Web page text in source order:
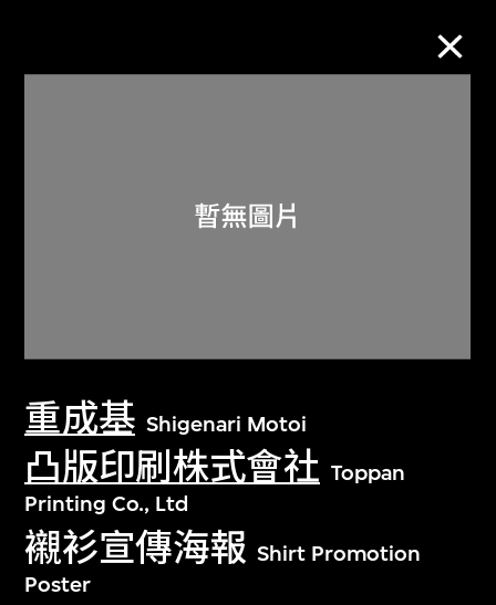
重成基 Shigenari Motoi
凸版印刷株式會社 Toppan
Printing Co., Ltd
襯衫宣傳海報 Shirt Promotion
Poster
關於M+藏品
探索世界頂級的二十及二十一世紀視覺
文化藏品。